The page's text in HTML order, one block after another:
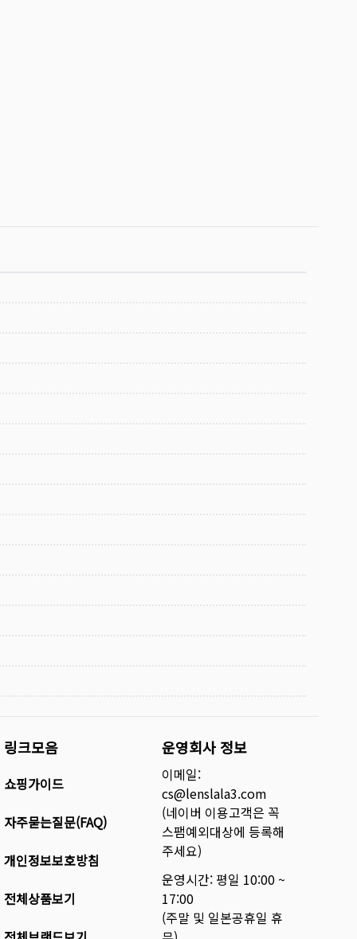
링크모음
쇼핑가이드
자주묻는질문(FAQ)
개인정보보호방침
전체상품보기
운영회사 정보
이메일:
cs@lenslala3.com
(네이버 이용고객은 꼭
스팸예외대상에 등록해
주세요)
운영시간: 평일 10:00 ~
17:00
(주말 및 일본공휴일 휴